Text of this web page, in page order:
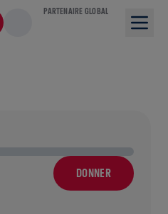
PARTENAIRE GLOBAL
DONNER